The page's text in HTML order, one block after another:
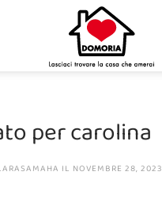
per carolina
IL NOVEMBRE 28, 2023